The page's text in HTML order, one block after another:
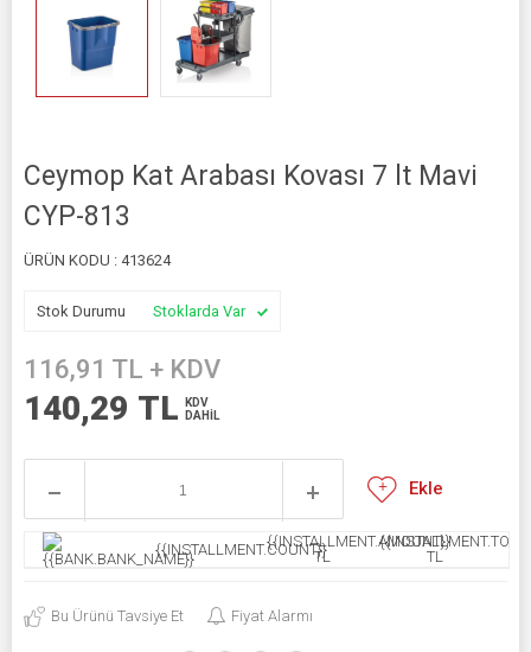
Ceymop Kat Arabası Kovası 7 lt Mavi
CYP-813
ÜRÜN KODU : 413624
Stok Durumu Stoklarda Var
116,91 TL + KDV
140,29 TL
KDV
DAHİL
Ekle
{{INSTALLMENT.COUNT}}{{INSTALLMENT.AMOUNT}}
TL
TL
Bu Ürünü Tavsiye Et Fiyat Alarmı